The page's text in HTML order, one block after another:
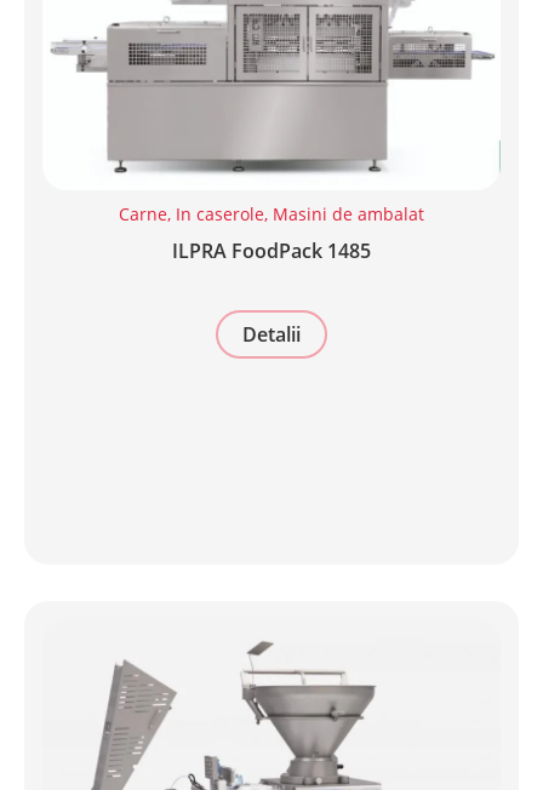
Carne, In caserole, Masini de ambalat
ILPRA FoodPack 1485
Detalii